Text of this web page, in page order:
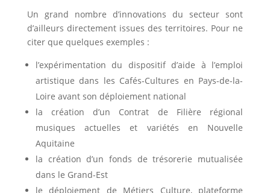
Un grand nombre d’innovations du secteur sont
d’ailleurs directement issues des territoires. Pour ne
citer que quelques exemples :
l’expérimentation du dispositif d’aide à l’emploi
artistique dans les Cafés-Cultures en Pays-de-la-
Loire avant son déploiement national
la création d’un Contrat de Filière régional
musiques actuelles et variétés en Nouvelle
Aquitaine
la création d’un fonds de trésorerie mutualisée
dans le Grand-Est
le déploiement de Métiers Culture, plateforme